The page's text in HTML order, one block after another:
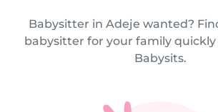
Babysitter in Adeje wanted?
babysitter for your family quickly
Babysits.